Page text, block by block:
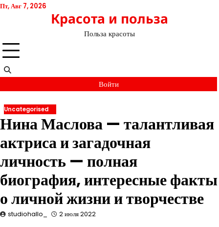
Перейти
Пт, Авг 7, 2026
Красота и польза
Польза красоты
Войти
Uncategorised
Нина Маслова — талантливая
актриса и загадочная
личность — полная
биография, интересные факты
о личной жизни и творчестве
studiohallo_ 2 июля 2022